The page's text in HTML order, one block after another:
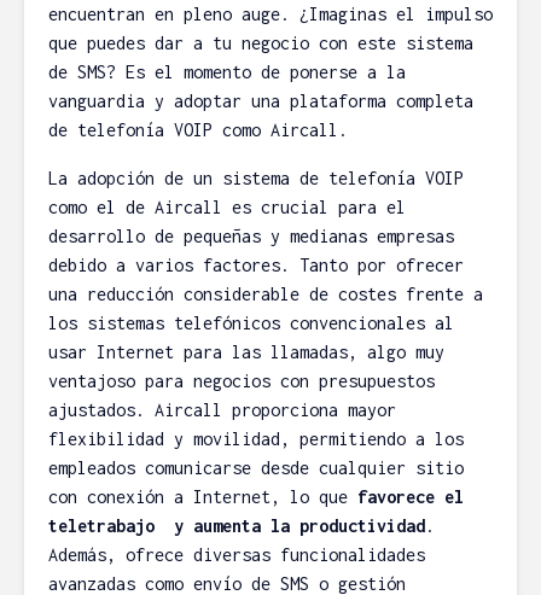
encuentran en pleno auge. ¿Imaginas el impulso
que puedes dar a tu negocio con este sistema
de SMS? Es el momento de ponerse a la
vanguardia y adoptar una plataforma completa
de telefonía VOIP como Aircall.
La adopción de un sistema de telefonía VOIP
como el de Aircall es crucial para el
desarrollo de pequeñas y medianas empresas
debido a varios factores. Tanto por ofrecer
una reducción considerable de costes frente a
los sistemas telefónicos convencionales al
usar Internet para las llamadas, algo muy
ventajoso para negocios con presupuestos
ajustados. Aircall proporciona mayor
flexibilidad y movilidad, permitiendo a los
empleados comunicarse desde cualquier sitio
con conexión a Internet, lo que favorece el
teletrabajo y aumenta la productividad.
Además, ofrece diversas funcionalidades
avanzadas como envío de SMS o gestión